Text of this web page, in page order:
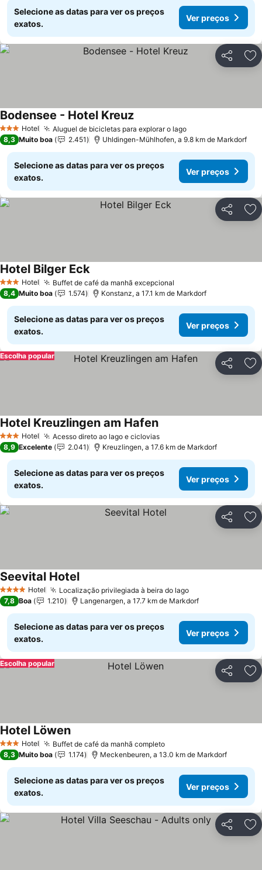
Selecione as datas para ver os preços
exatos.
Ver preços
Partilhar
3 EstrelasHotel Aluguel de bicicletas para explorar o lago
Bodensee - Hotel Kreuz
8,3 Muito boa 2.451 Uhldingen-Mühlhofen, a 9.8 km de Markdorf
Selecione as datas para ver os preços
exatos.
Ver preços
Partilhar
3 EstrelasHotel Buffet de café da manhã excepcional
Hotel Bilger Eck
8,4 Muito boa 1.574 Konstanz, a 17.1 km de Markdorf
Selecione as datas para ver os preços
exatos.
Ver preços
Partilhar
Escolha popular
3 EstrelasHotel Acesso direto ao lago e ciclovias
Hotel Kreuzlingen am Hafen
8,9 Excelente 2.041 Kreuzlingen, a 17.6 km de Markdorf
Selecione as datas para ver os preços
exatos.
Ver preços
Partilhar
4 EstrelasHotel Localização privilegiada à beira do lago
Seevital Hotel
7,8 Boa 1.210 Langenargen, a 17.7 km de Markdorf
Selecione as datas para ver os preços
exatos.
Ver preços
Partilhar
Escolha popular
3 EstrelasHotel Buffet de café da manhã completo
Hotel Löwen
8,3 Muito boa 1.174 Meckenbeuren, a 13.0 km de Markdorf
Selecione as datas para ver os preços
exatos.
Ver preços
Partilhar